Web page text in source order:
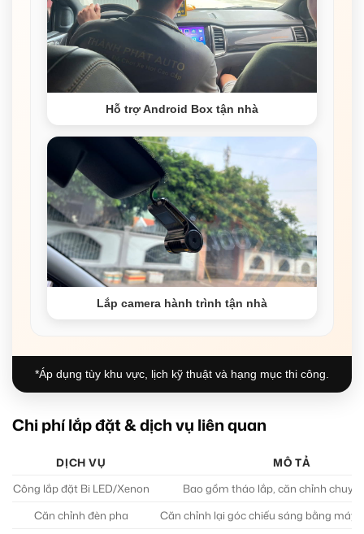
Hỗ trợ Android Box tận nhà
Lắp camera hành trình tận nhà
*Áp dụng tùy khu vực, lịch kỹ thuật và hạng mục thi công.
Chi phí lắp đặt & dịch vụ liên quan
DỊCH VỤ
MÔ TẢ
Công lắp đặt Bi LED/Xenon
Bao gồm tháo lắp, căn chỉnh
Căn chỉnh đèn pha
Căn chỉnh lại góc chiếu sáng bằng máy